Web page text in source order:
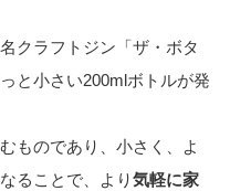
クラフトジン「ザ・ボタ
と小さい200mlボトルが発
ものであり、小さく、よ
ることで、より気軽に家